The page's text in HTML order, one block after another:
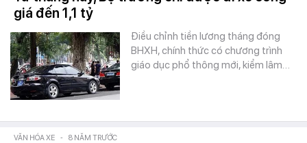
giá đến 1,1 tỷ
Điều chỉnh tiền lương tháng đóng
BHXH, chính thức có chương trình
giáo dục phổ thông mới, kiểm lâm…
VĂN HÓA XE - 8 NĂM TRƯỚC